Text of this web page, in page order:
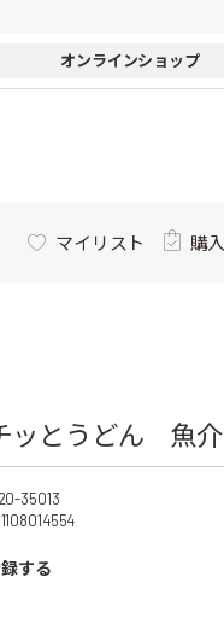
オンラインショップ
マイリスト 購
とうどん 魚介
35013
する